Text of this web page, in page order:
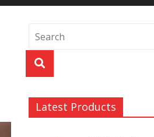
Latest Products